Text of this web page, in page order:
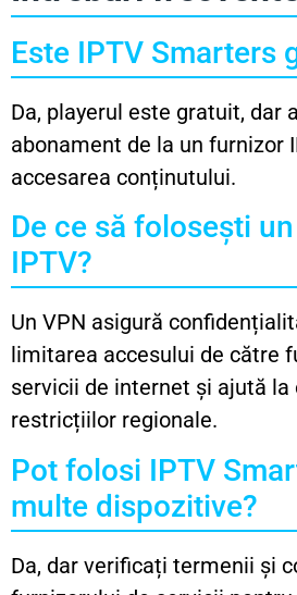
Este IPTV Smarters
Da, playerul este gratuit, dar
abonament de la un furnizor
accesarea conținutului.
De ce să folosești
IPTV?
Un VPN asigură
limitarea accesului de către
servicii de internet și ajută la
restricțiilor regionale.
Pot folosi IPTV
multe dispozitive?
Da, dar verificați termenii și